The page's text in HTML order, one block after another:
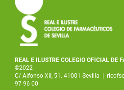
REAL E ILUSTRE COLEGIO OFICIAL DE
©2022
C/ Alfonso XII, 51. 41001 Sevilla
97 96 00